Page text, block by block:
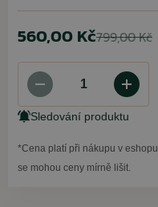
560,00 Kč799,00 Kč
Sledování produktu
*Cena platí při nákupu v
se mohou ceny mírně lišit.